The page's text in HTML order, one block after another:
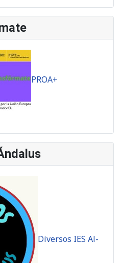
PROA+
Diversos IES Al-